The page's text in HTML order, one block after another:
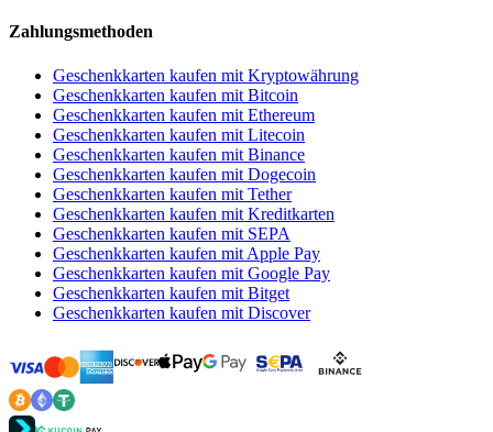
Zahlungsmethoden
Geschenkkarten kaufen mit Kryptowährung
Geschenkkarten kaufen mit Bitcoin
Geschenkkarten kaufen mit Ethereum
Geschenkkarten kaufen mit Litecoin
Geschenkkarten kaufen mit Binance
Geschenkkarten kaufen mit Dogecoin
Geschenkkarten kaufen mit Tether
Geschenkkarten kaufen mit Kreditkarten
Geschenkkarten kaufen mit SEPA
Geschenkkarten kaufen mit Apple Pay
Geschenkkarten kaufen mit Google Pay
Geschenkkarten kaufen mit Bitget
Geschenkkarten kaufen mit Discover